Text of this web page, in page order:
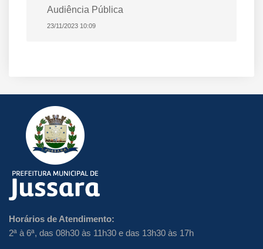
Audiência Pública
23/11/2023 10:09
Horários de Atendimento:
2ª à 6ª, das 08h30 às 11h30 e das 13h30 às 17h